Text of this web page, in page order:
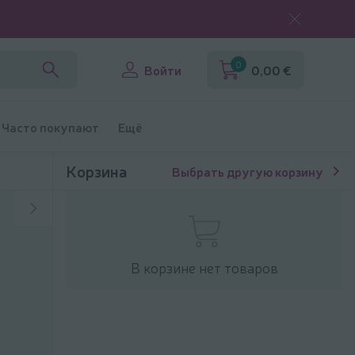
Войти 0 0,00 €
Часто покупают Ещё
Корзина Выбрать другую корзину
В корзине нет товаров